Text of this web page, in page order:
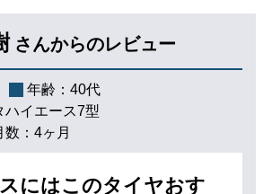
さんからのレビュー
年齢： 40代
ハイエース7型
： 4ヶ月
にはこのタイヤおす